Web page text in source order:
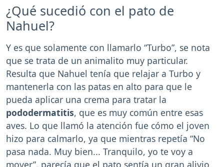
¿Qué sucedió con el pato de
Nahuel?
Y es que solamente con llamarlo “Turbo”, se nota
que se trata de un animalito muy particular.
Resulta que Nahuel tenía que relajar a Turbo y
mantenerla con las patas en alto para que le
pueda aplicar una crema para tratar la
pododermatitis, que es muy común entre esas
aves. Lo que llamó la atención fue cómo el joven
hizo para calmarlo, ya que mientras repetía “No
pasa nada. Muy bien... Tranquilo, yo te voy a
mover”, parecía que el pato sentía un gran alivio